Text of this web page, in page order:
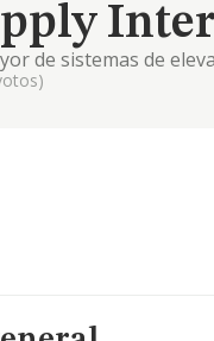
de sistemas de